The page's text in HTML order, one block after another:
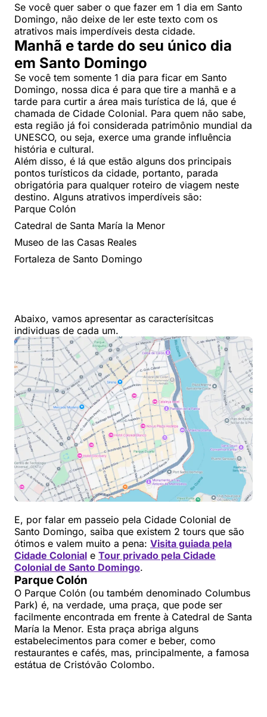
Se você quer saber o que fazer em 1 dia em Santo
Domingo, não deixe de ler este texto com os
atrativos mais imperdíveis desta cidade.
Manhã e tarde do seu único dia
em Santo Domingo
Se você tem somente 1 dia para ficar em Santo
Domingo, nossa dica é para que tire a manhã e a
tarde para curtir a área mais turística de lá, que é
chamada de Cidade Colonial. Para quem não sabe,
esta região já foi considerada patrimônio mundial da
UNESCO, ou seja, exerce uma grande influência
história e cultural.
Além disso, é lá que estão alguns dos principais
pontos turísticos da cidade, portanto, parada
obrigatória para qualquer roteiro de viagem neste
destino. Alguns atrativos imperdíveis são:
Parque Colón
Catedral de Santa María la Menor
Museo de las Casas Reales
Fortaleza de Santo Domingo
Abaixo, vamos apresentar as caracterísitcas
individuas de cada um.
E, por falar em passeio pela Cidade Colonial de
Santo Domingo, saiba que existem 2 tours que são
ótimos e valem muito a pena: Visita guiada pela
Cidade Colonial e Tour privado pela Cidade
Colonial de Santo Domingo.
Parque Colón
O Parque Colón (ou também denominado Columbus
Park) é, na verdade, uma praça, que pode ser
facilmente encontrada em frente à Catedral de Santa
María la Menor. Esta praça abriga alguns
estabelecimentos para comer e beber, como
restaurantes e cafés, mas, principalmente, a famosa
estátua de Cristóvão Colombo.